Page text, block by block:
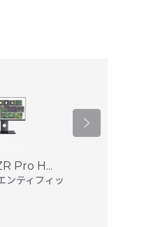
Pro H...
ンティフィッ